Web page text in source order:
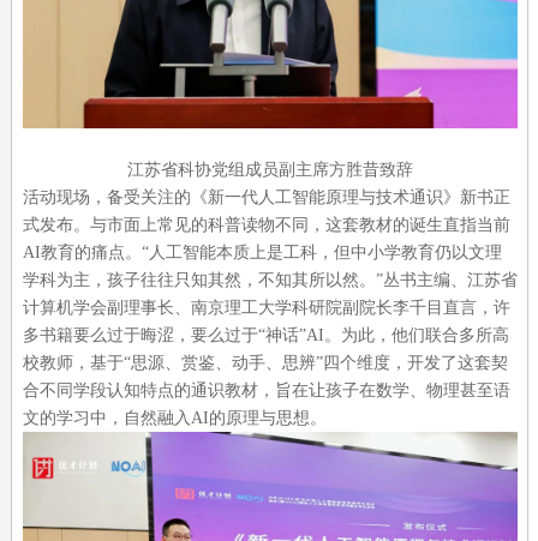
江苏省科协党组成员副主席方胜昔致辞
活动现场，备受关注的《新一代人工智能原理与技术通识》新书正
式发布。与市面上常见的科普读物不同，这套教材的诞生直指当前
AI教育的痛点。“人工智能本质上是工科，但中小学教育仍以文理
学科为主，孩子往往只知其然，不知其所以然。”丛书主编、江苏省
计算机学会副理事长、南京理工大学科研院副院长李千目直言，许
多书籍要么过于晦涩，要么过于“神话”AI。为此，他们联合多所高
校教师，基于“思源、赏鉴、动手、思辨”四个维度，开发了这套契
合不同学段认知特点的通识教材，旨在让孩子在数学、物理甚至语
文的学习中，自然融入AI的原理与思想。